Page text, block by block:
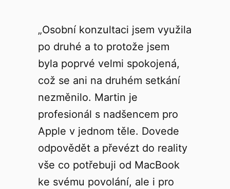
„Osobní konzultaci jsem využila
po druhé a to protože jsem
byla poprvé velmi spokojená,
což se ani na druhém setkání
nezměnilo. Martin je
profesionál s nadšencem pro
Apple v jednom těle. Dovede
odpovědět a převézt do reality
vše co potřebuji od MacBook
ke svému povolání, ale i pro